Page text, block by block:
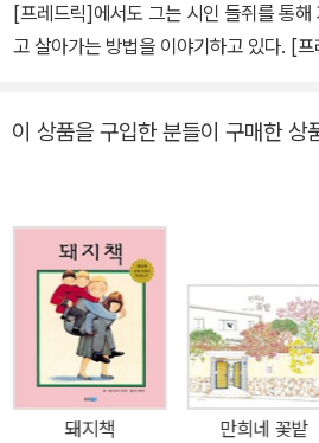
[프레드릭]에서도 그는 시인 들쥐를 통해
고 살아가는 방법을 이야기하고 있다. [
지를 떠올릴 수 있을 정도로 감각적인 인
이 상품을 구입한 분들이 구매한 상
돼지책 만희네 꽃밭